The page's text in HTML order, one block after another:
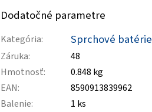
Dodatočné parametre
Kategória: Sprchové batérie
Záruka:
48
Hmotnosť:
0.848 kg
EAN:
8590913839962
Balenie:
1 ks